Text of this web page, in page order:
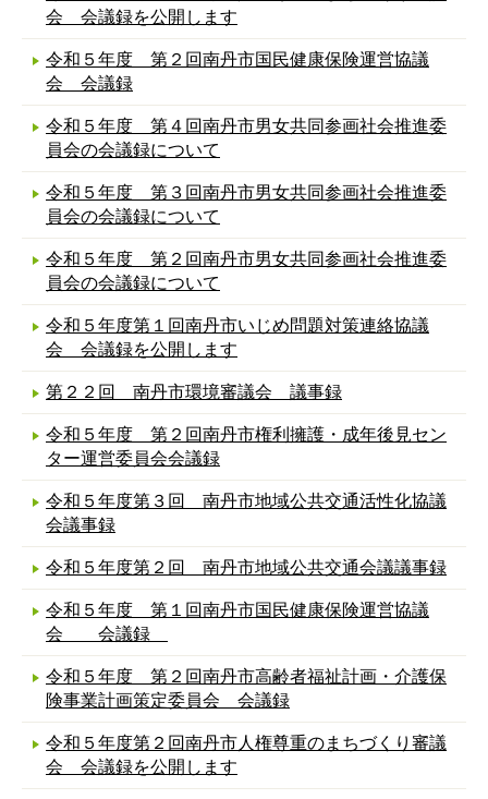
会 会議録を公開します
令和５年度 第２回南丹市国民健康保険運営協議
会 会議録
令和５年度 第４回南丹市男女共同参画社会推進委
員会の会議録について
令和５年度 第３回南丹市男女共同参画社会推進委
員会の会議録について
令和５年度 第２回南丹市男女共同参画社会推進委
員会の会議録について
令和５年度第１回南丹市いじめ問題対策連絡協議
会 会議録を公開します
第２２回 南丹市環境審議会 議事録
令和５年度 第２回南丹市権利擁護・成年後見セン
ター運営委員会会議録
令和５年度第３回 南丹市地域公共交通活性化協議
会議事録
令和５年度第２回 南丹市地域公共交通会議議事録
令和５年度 第１回南丹市国民健康保険運営協議
会 会議録
令和５年度 第２回南丹市高齢者福祉計画・介護保
険事業計画策定委員会 会議録
令和５年度第２回南丹市人権尊重のまちづくり審議
会 会議録を公開します